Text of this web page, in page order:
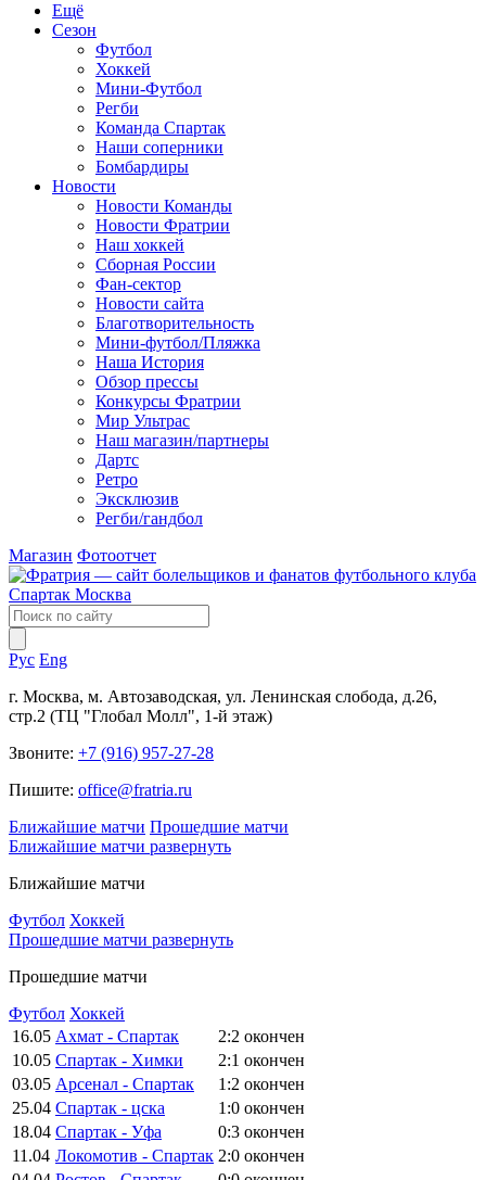
Ещё
Сезон
Футбол
Хоккей
Мини-Футбол
Регби
Команда Спартак
Наши соперники
Бомбардиры
Новости
Новости Команды
Новости Фратрии
Наш хоккей
Сборная России
Фан-cектор
Новости сайта
Благотворительность
Мини-футбол/Пляжка
Наша История
Обзор прессы
Конкурсы Фратрии
Мир Ультрас
Наш магазин/партнеры
Дартс
Ретро
Эксклюзив
Регби/гандбол
Магазин Фотоотчет
Рус Eng
г. Москва, м. Автозаводская, ул. Ленинская слобода, д.26,
стр.2 (ТЦ "Глобал Молл", 1-й этаж)
Звоните: +7 (916) 957-27-28
Пишите: office@fratria.ru
Ближайшие матчи Прошедшие матчи
Ближайшие матчи развернуть
Ближайшие матчи
Футбол Хоккей
Прошедшие матчи развернуть
Прошедшие матчи
Футбол Хоккей
16.05 Ахмат - Спартак 2:2 окончен
10.05 Спартак - Химки 2:1 окончен
03.05 Арсенал - Спартак 1:2 окончен
25.04 Спартак - цска 1:0 окончен
18.04 Спартак - Уфа 0:3 окончен
11.04 Локомотив - Спартак 2:0 окончен